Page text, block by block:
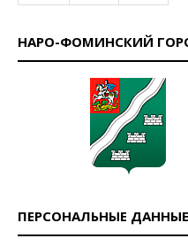
НАРО-ФОМИНСКИЙ
ПЕРСОНАЛЬНЫЕ ДАННЫЕ